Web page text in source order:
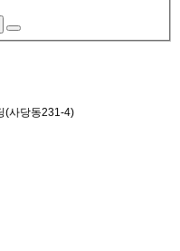
(사당동231-4)